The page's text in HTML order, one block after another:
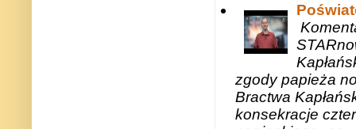
zgody papieża
Bractwa
konsekracje